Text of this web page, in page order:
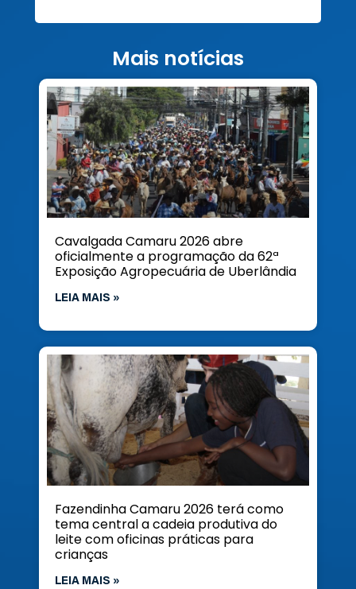
Mais notícias
Cavalgada Camaru 2026 abre
oficialmente a programação da 62ª
Exposição Agropecuária de Uberlândia
LEIA MAIS »
Fazendinha Camaru 2026 terá como
tema central a cadeia produtiva do
leite com oficinas práticas para
crianças
LEIA MAIS »